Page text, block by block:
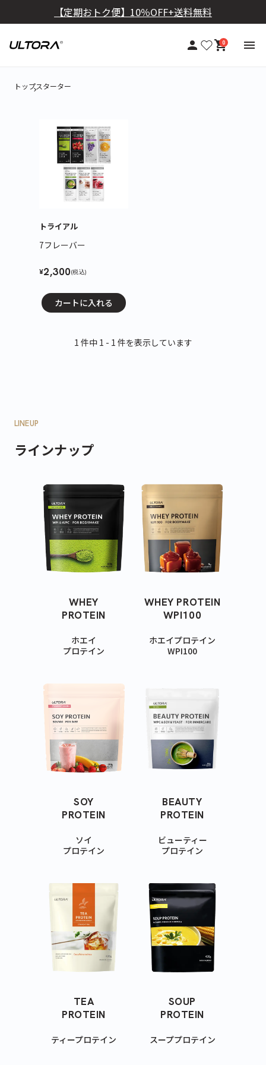
トップスターター
トライアル
7フレーバー
¥2,300(税込)
カートに入れる
1 件中 1 - 1 件を表示しています
LINEUP
ラインナップ
WHEY
PROTEIN
ホエイ
プロテイン
WHEY PROTEIN
WPI100
ホエイプロテイン
WPI100
SOY
PROTEIN
ソイ
プロテイン
BEAUTY
PROTEIN
ビューティー
プロテイン
TEA
PROTEIN
ティープロテイン
SOUP
PROTEIN
スーププロテイン
【定期おトク便】10％OFF+送料無料
0